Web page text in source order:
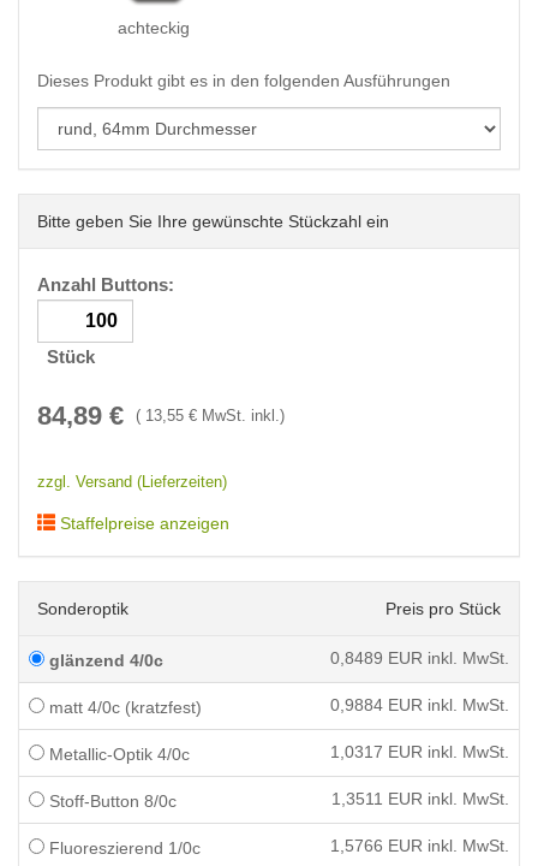
achteckig
Dieses Produkt gibt es in den folgenden Ausführungen
Bitte geben Sie Ihre gewünschte Stückzahl ein
Anzahl Buttons:
Stück
84,89 € ( 13,55 € MwSt. inkl.)
zzgl. Versand (Lieferzeiten)
Staffelpreise anzeigen
Sonderoptik Preis pro Stück
glänzend 4/0c 0,8489 EUR inkl. MwSt.
matt 4/0c (kratzfest) 0,9884 EUR inkl. MwSt.
Metallic-Optik 4/0c 1,0317 EUR inkl. MwSt.
Stoff-Button 8/0c 1,3511 EUR inkl. MwSt.
Fluoreszierend 1/0c 1,5766 EUR inkl. MwSt.